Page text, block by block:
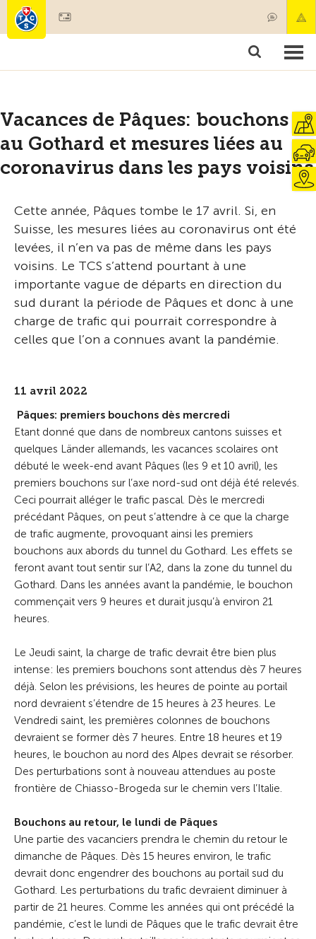
Membres & prestations
Vacances de Pâques: bouchons
au Gothard et mesures liées au
coronavirus dans les pays voisins
Cette année, Pâques tombe le 17 avril. Si, en
Suisse, les mesures liées au coronavirus ont été
levées, il n’en va pas de même dans les pays
voisins. Le TCS s’attend pourtant à une
importante vague de départs en direction du
sud durant la période de Pâques et donc à une
charge de trafic qui pourrait correspondre à
celles que l’on a connues avant la pandémie.
11 avril 2022
Pâques: premiers bouchons dès mercredi
Etant donné que dans de nombreux cantons suisses et
quelques Länder allemands, les vacances scolaires ont
débuté le week-end avant Pâques (les 9 et 10 avril), les
premiers bouchons sur l’axe nord-sud ont déjà été relevés.
Ceci pourrait alléger le trafic pascal. Dès le mercredi
précédant Pâques, on peut s’attendre à ce que la charge
de trafic augmente, provoquant ainsi les premiers
bouchons aux abords du tunnel du Gothard. Les effets se
feront avant tout sentir sur l’A2, dans la zone du tunnel du
Gothard. Dans les années avant la pandémie, le bouchon
commençait vers 9 heures et durait jusqu’à environ 21
heures.
Le Jeudi saint, la charge de trafic devrait être bien plus
intense: les premiers bouchons sont attendus dès 7 heures
déjà. Selon les prévisions, les heures de pointe au portail
nord devraient s’étendre de 15 heures à 23 heures. Le
Vendredi saint, les premières colonnes de bouchons
devraient se former dès 7 heures. Entre 18 heures et 19
heures, le bouchon au nord des Alpes devrait se résorber.
Des perturbations sont à nouveau attendues au poste
frontière de Chiasso-Brogeda sur le chemin vers l’Italie.
Bouchons au retour, le lundi de Pâques
Une partie des vacanciers prendra le chemin du retour le
dimanche de Pâques. Dès 15 heures environ, le trafic
devrait donc engendrer des bouchons au portail sud du
Gothard. Les perturbations du trafic devraient diminuer à
partir de 21 heures. Comme les années qui ont précédé la
pandémie, c’est le lundi de Pâques que le trafic devrait être